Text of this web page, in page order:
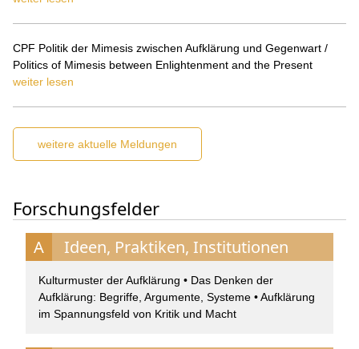
CPF Politik der Mimesis zwischen Aufklärung und Gegenwart /
Politics of Mimesis between Enlightenment and the Present
weiter lesen
weitere aktuelle Meldungen
Forschungsfelder
A Ideen, Praktiken, Institutionen
Kulturmuster der Aufklärung • Das Denken der
Aufklärung: Begriffe, Argumente, Systeme • Aufklärung
im Spannungsfeld von Kritik und Macht